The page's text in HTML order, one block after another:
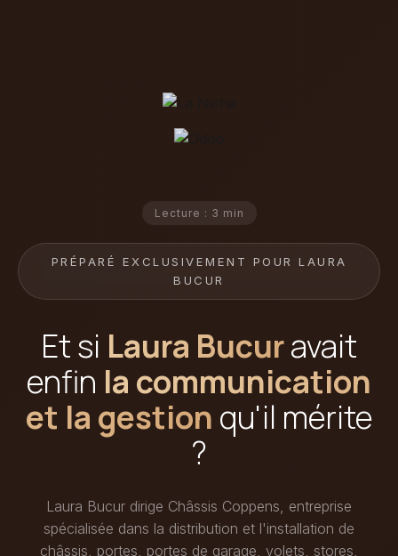
Lecture : 3 min
PRÉPARÉ EXCLUSIVEMENT POUR LAURA
BUCUR
Et si Laura Bucuravait
enfin la communication
et la gestion qu'il mérite
?
Laura Bucur dirige Châssis Coppens, entreprise
spécialisée dans la distribution et l'installation de
châssis, portes, portes de garage, volets, stores,